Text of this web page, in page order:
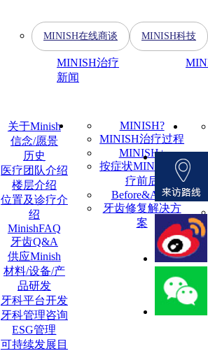
MINISH治疗
新闻
MINISH在线商谈 MINISH科技
关于Minish
信念/愿景
历史
医疗团队介绍
楼层介绍
位置及诊疗介
绍
MinishFAQ
牙齿Q&A
供应Minish
材料/设备/产
品研发
牙科平台开发
牙科管理咨询
ESG管理
可持续发展目
MINISH?
MINISH治疗过程
MINISH+
按症状MINISH治
疗前后
Before&After
牙齿修复解决方
案